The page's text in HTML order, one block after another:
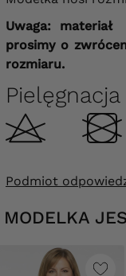
Uwaga: materiał
prosimy o
rozmiaru.
Pielęgnacja
Podmiot
MODELKA